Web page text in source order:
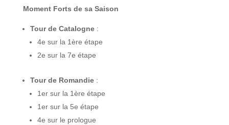
Moment Forts de sa Saison
Tour de Catalogne:
4e sur la 1ère étape
2e sur la 7e étape
Tour de Romandie:
1er sur la 1ère étape
1er sur la 5e étape
4e sur le prologue